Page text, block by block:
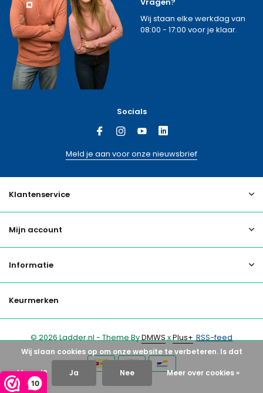
10
Wij staan elke werkdag van
08:00 - 17:00 voor je klaar.
Socials
Meld je aan voor onze nieuwsbrief
Klantenservice
Mijn account
Informatie
Keurmerken
© 2026 Ladder.nl - Theme ByDMWSxPlus+ RSS-feed
Wij slaan cookies op om onze website te verbeteren. Is dat
akkoord? Ja Nee Meer over cookies »